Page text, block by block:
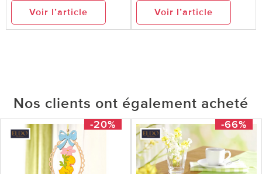
Voir l’article Voir l’article
Nos clients ont également acheté
-20% -66%